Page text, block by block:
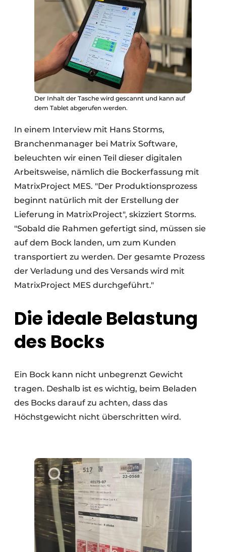
Der Inhalt der Tasche wird gescannt und kann auf
dem Tablet abgerufen werden.
In einem Interview mit Hans Storms,
Branchenmanager bei Matrix Software,
beleuchten wir einen Teil dieser digitalen
Arbeitsweise, nämlich die Bockerfassung mit
MatrixProject MES. "Der Produktionsprozess
beginnt natürlich mit der Erstellung der
Lieferung in MatrixProject", skizziert Storms.
"Sobald die Rahmen gefertigt sind, müssen sie
auf dem Bock landen, um zum Kunden
transportiert zu werden. Der gesamte Prozess
der Verladung und des Versands wird mit
MatrixProject MES durchgeführt."
Die ideale Belastung
des Bocks
Ein Bock kann nicht unbegrenzt Gewicht
tragen. Deshalb ist es wichtig, beim Beladen
des Bocks darauf zu achten, dass das
Höchstgewicht nicht überschritten wird.